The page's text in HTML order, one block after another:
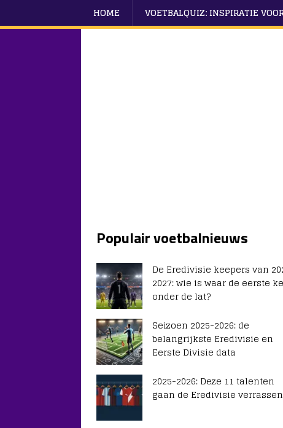
HOME VOETBALQUIZ: INSPIRATIE
Populair voetbalnieuws
De Eredivisie keepers van
2027: wie is waar de eerste
onder de lat?
Seizoen 2025-2026: de
belangrijkste Eredivisie en
Eerste Divisie data
2025-2026: Deze 11 talenten
gaan de Eredivisie verrassen